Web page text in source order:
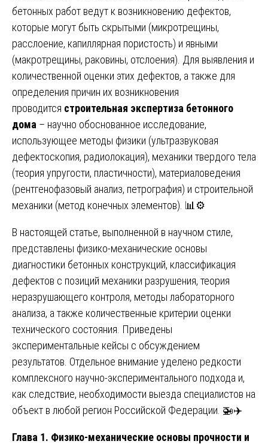
бетонных работ ведут к возникновению дефектов,
которые могут быть скрытыми (микротрещины,
расслоение, капиллярная пористость) и явными
(макротрещины, раковины, отслоения). Для выявления и
количественной оценки этих дефектов, а также для
определения причин их возникновения
проводится строительная экспертиза бетонного
дома – научно обоснованное исследование,
использующее методы физики (ультразвуковая
дефектоскопия, радиолокация), механики твердого тела
(теория упругости, пластичности), материаловедения
(рентгенофазовый анализ, петрография) и строительной
механики (метод конечных элементов). 📊⚙️
В настоящей статье, выполненной в научном стиле,
представлены физико-механические основы
диагностики бетонных конструкций, классификация
дефектов с позиций механики разрушения, теория
неразрушающего контроля, методы лабораторного
анализа, а также количественные критерии оценки
технического состояния. Приведены
экспериментальные кейсы с обсуждением
результатов. Отдельное внимание уделено редкости
комплексного научно-экспериментального подхода и,
как следствие, необходимости выезда специалистов на
объект в любой регион Российской Федерации. 🚁✈️
Глава 1. Физико-механические основы прочности и